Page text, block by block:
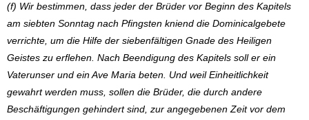
(f) Wir bestimmen, dass jeder der Brüder vor Beginn des Kapitels
am siebten Sonntag nach Pfingsten kniend die Dominicalgebete
verrichte, um die Hilfe der siebenfältigen Gnade des Heiligen
Geistes zu erflehen. Nach Beendigung des Kapitels soll er ein
Vaterunser und ein Ave Maria beten. Und weil Einheitlichkeit
gewahrt werden muss, sollen die Brüder, die durch andere
Beschäftigungen gehindert sind, zur angegebenen Zeit vor dem